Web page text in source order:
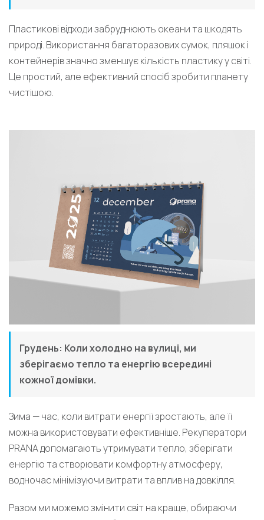
Пластикові відходи забруднюють океани та шкодять
природі. Використання багаторазових сумок, пляшок і
контейнерів значно зменшує кількість пластику у світі.
Це простий, але ефективний спосіб зробити планету
чистішою.
Грудень: Коли холодно на вулиці, ми
зберігаємо тепло та енергію всередині
кожної домівки.
Зима — час, коли витрати енергії зростають, але її
можна використовувати ефективніше. Рекуператори
PRANA допомагають утримувати тепло, зберігати
енергію та створювати комфортну атмосферу,
водночас мінімізуючи витрати та вплив на довкілля.
Разом ми можемо змінити світ на краще, обираючи